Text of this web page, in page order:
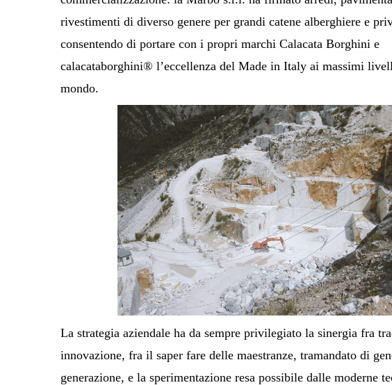
rivestimenti di diverso genere per grandi catene alberghiere e
consentendo di portare con i propri marchi Calacata Borghini e
calacataborghini® l’eccellenza del Made in Italy ai massimi
mondo.
La strategia aziendale ha da sempre privilegiato la sinergia fra
innovazione, fra il saper fare delle maestranze, tramandato di
generazione, e la sperimentazione resa possibile dalle moderne